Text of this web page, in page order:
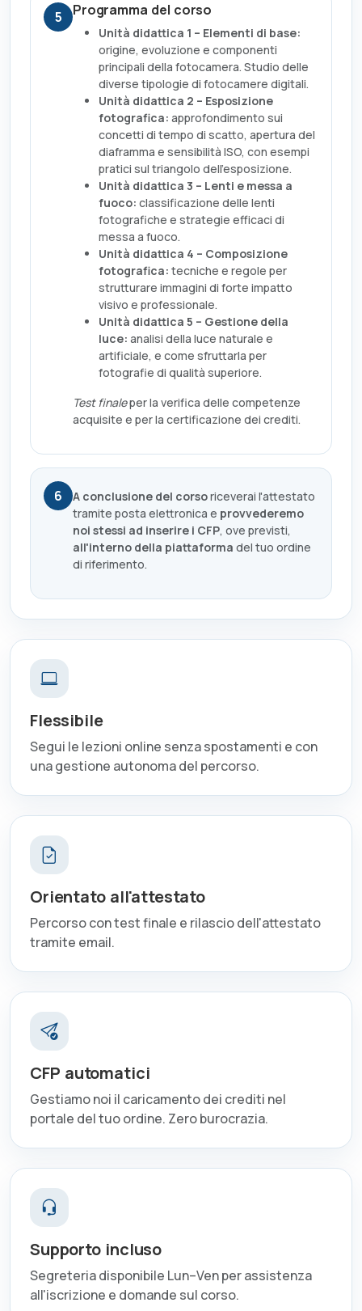
5 Programma del corso
Unità didattica 1 – Elementi di base:
origine, evoluzione e componenti
principali della fotocamera. Studio delle
diverse tipologie di fotocamere digitali.
Unità didattica 2 – Esposizione
fotografica: approfondimento sui
concetti di tempo di scatto, apertura del
diaframma e sensibilità ISO, con esempi
pratici sul triangolo dell’esposizione.
Unità didattica 3 – Lenti e messa a
fuoco: classificazione delle lenti
fotografiche e strategie efficaci di
messa a fuoco.
Unità didattica 4 – Composizione
fotografica: tecniche e regole per
strutturare immagini di forte impatto
visivo e professionale.
Unità didattica 5 – Gestione della
luce: analisi della luce naturale e
artificiale, e come sfruttarla per
fotografie di qualità superiore.
Test finaleper la verifica delle competenze
acquisite e per la certificazione dei crediti.
6 A conclusione del corsoriceverai l'attestato
tramite posta elettronica e provvederemo
noi stessi ad inserire i CFP, ove previsti,
all'interno della piattaforma del tuo ordine
di riferimento.
Flessibile
Segui le lezioni online senza spostamenti e con
una gestione autonoma del percorso.
Orientato all'attestato
Percorso con test finale e rilascio dell'attestato
tramite email.
CFP automatici
Gestiamo noi il caricamento dei crediti nel
portale del tuo ordine. Zero burocrazia.
Supporto incluso
Segreteria disponibile Lun–Ven per assistenza
all'iscrizione e domande sul corso.